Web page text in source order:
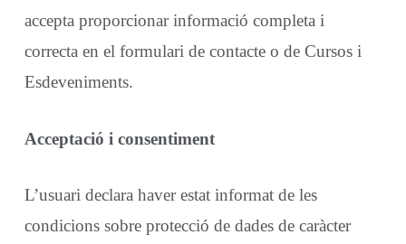
accepta proporcionar informació completa i
correcta en el formulari de contacte o de Cursos i
Esdeveniments.
Acceptació i consentiment
L’usuari declara haver estat informat de les
condicions sobre protecció de dades de caràcter